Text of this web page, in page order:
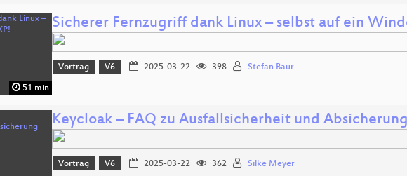
51 min
Sicherer Fernzugriff dank Linux – selbst auf ein
Vortrag V6 2025-03-22 398 Stefan Baur
Keycloak – FAQ zu Ausfallsicherheit und Absicherung
Vortrag V6 2025-03-22 362 Silke Meyer